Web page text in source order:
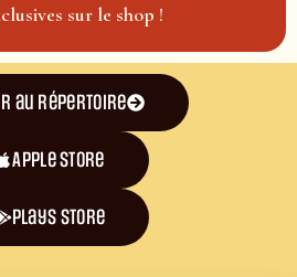
sur le shop !
au répertoire
Apple Store
plays store